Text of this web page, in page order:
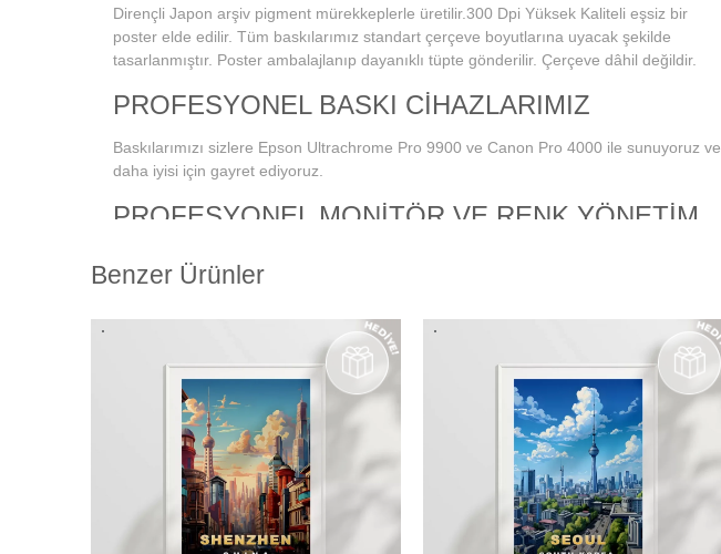
Dirençli Japon arşiv pigment mürekkeplerle üretilir.300 Dpi Yüksek Kaliteli eşsiz bir
poster elde edilir. Tüm baskılarımız standart çerçeve boyutlarına uyacak şekilde
tasarlanmıştır. Poster ambalajlanıp dayanıklı tüpte gönderilir. Çerçeve dâhil değildir.
PROFESYONEL BASKI CİHAZLARIMIZ
Baskılarımızı sizlere Epson Ultrachrome Pro 9900 ve Canon Pro 4000 ile sunuyoruz ve
daha iyisi için gayret ediyoruz.
PROFESYONEL MONİTÖR VE RENK YÖNETİM
Dijital fotoğraf baskı teknolojisi başladığından bu yana doğru ve istenilen baskı
şekilde yapılmış olmasına bağlıdır. Bu da profesyonel monitör kullanımını
gerektirmektedir. Kullanmış olduğumuz Eizo monitörlerde düzenli aralıklarla renk
kalibrasyonu yapılmakta ve ekrandaki fotoğraf renkleri baskıda en doğru şekilde
çıkmaktadır. Ayrıca kullandığımız tüm kağıtlarımız için en hassas ve eşsiz renk
profillerini atölyemizde kendimiz yapmaktayız.
Benzer Ürünler